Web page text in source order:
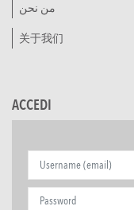
من نحن
关于我们
ACCEDI